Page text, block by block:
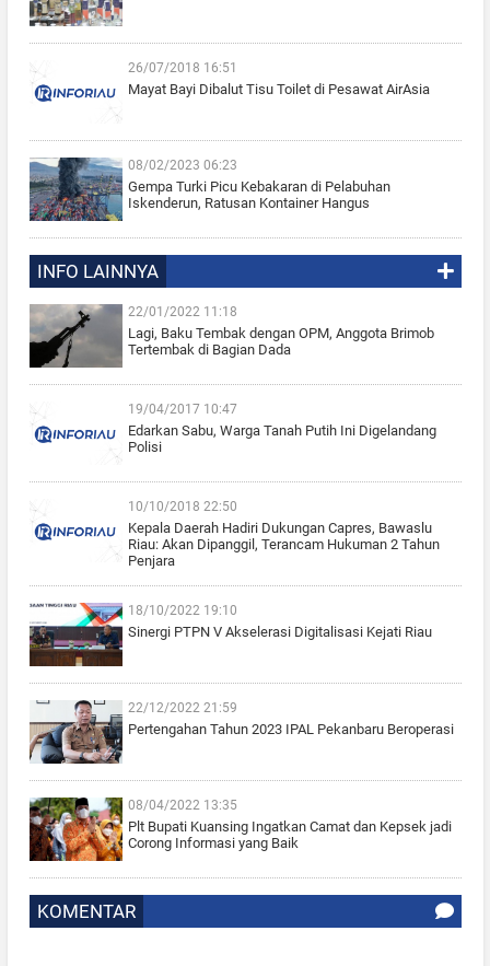
26/07/2018 16:51
Mayat Bayi Dibalut Tisu Toilet di Pesawat AirAsia
08/02/2023 06:23
Gempa Turki Picu Kebakaran di Pelabuhan
Iskenderun, Ratusan Kontainer Hangus
INFO LAINNYA
22/01/2022 11:18
Lagi, Baku Tembak dengan OPM, Anggota Brimob
Tertembak di Bagian Dada
19/04/2017 10:47
Edarkan Sabu, Warga Tanah Putih Ini Digelandang
Polisi
10/10/2018 22:50
Kepala Daerah Hadiri Dukungan Capres, Bawaslu
Riau: Akan Dipanggil, Terancam Hukuman 2 Tahun
Penjara
18/10/2022 19:10
Sinergi PTPN V Akselerasi Digitalisasi Kejati Riau
22/12/2022 21:59
Pertengahan Tahun 2023 IPAL Pekanbaru Beroperasi
08/04/2022 13:35
Plt Bupati Kuansing Ingatkan Camat dan Kepsek jadi
Corong Informasi yang Baik
KOMENTAR